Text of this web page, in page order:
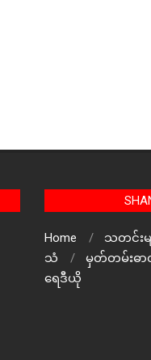
Home သတင်းမ
သံ
မှတ်တမ်းဓ
ရေဒီယို